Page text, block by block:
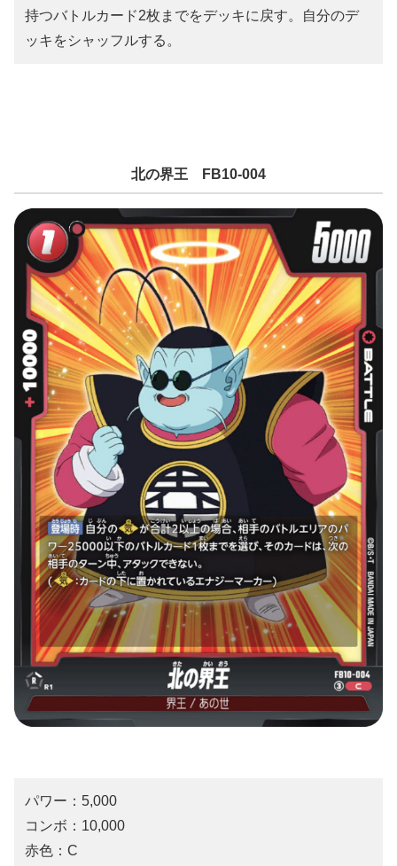
持つバトルカード2枚までをデッキに戻す。自分のデ
ッキをシャッフルする。
北の界王 FB10-004
パワー：5,000
コンボ：10,000
赤色：C